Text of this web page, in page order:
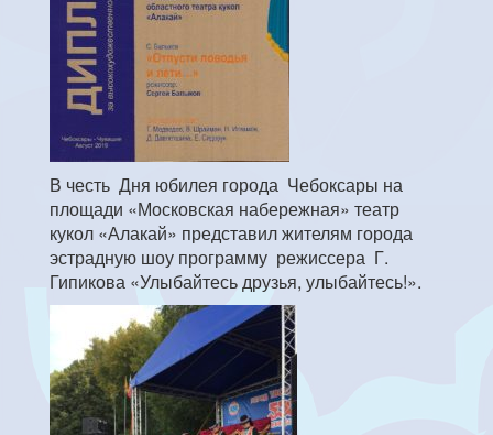
В честь Дня юбилея города Чебоксары на
площади «Московская набережная» театр
кукол «Алакай» представил жителям города
эстрадную шоу программу режиссера Г.
Гипикова «Улыбайтесь друзья, улыбайтесь!».